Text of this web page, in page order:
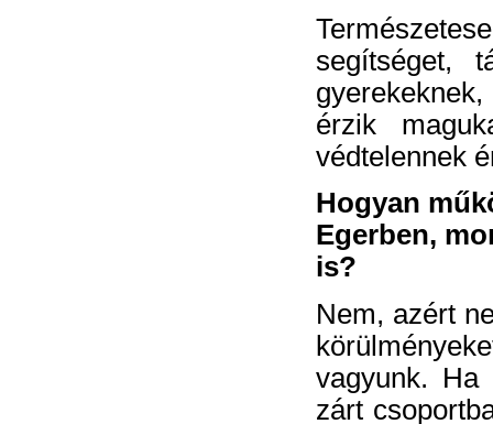
segítséget,
érzik
védtelennek
Hogyan
Egerben,
is?
Nem, azért
vagyunk. Ha
zárt